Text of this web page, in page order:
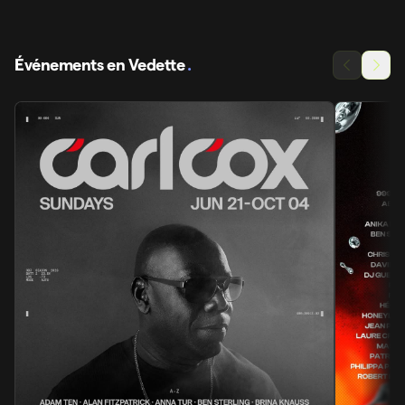
Événements en Vedette.